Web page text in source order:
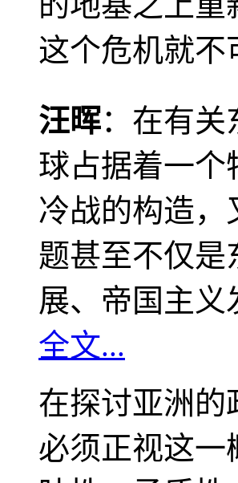
这个危机就不
汪晖：在有
球占据着一个
冷战的构造，
题甚至不仅是
展、帝国主
全文...
在探讨亚洲的
必须正视这一